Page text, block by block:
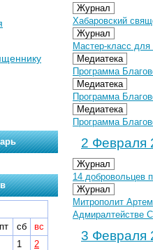
Журнал
Хабаровский
Журнал
Мастер-класс
Медиатека
Программа
Медиатека
Программа
Медиатека
Программа
2 Февраля
Журнал
14 добровольцев
Журнал
Митрополит
Адмиралтействе
3 Февраля
пт сб
вс
1
2